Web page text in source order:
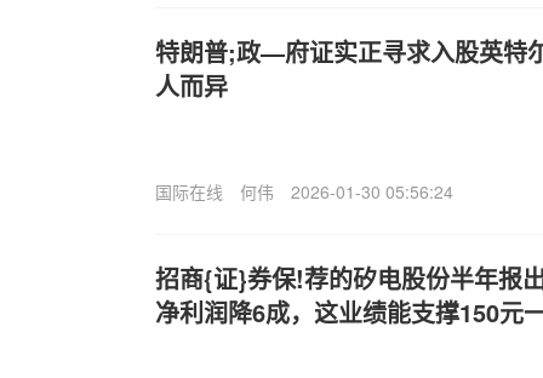
特朗普;政—府证实正寻求入股英特
人而异
国际在线 何伟 2026-01-30 05:56:24
招商{证}券保!荐的矽电股份半年报
净利润降6成，这业绩能支撑150元